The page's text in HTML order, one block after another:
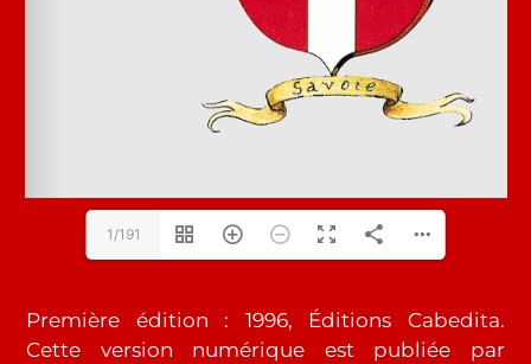
1/191
Première édition : 1996, Éditions Cabedita.
Cette version numérique est publiée par